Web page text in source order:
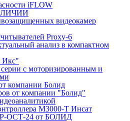
iFLOW
видеокамер
Proxy-6
анализ в компактном
Икс"
с моторизированным и
компании Болид
от компании "Болид"
М3000-Т Инсат
ОСТ-24 от БОЛИД